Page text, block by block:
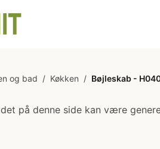
og bad / Køkken / Bøjleskab -
på denne side kan være